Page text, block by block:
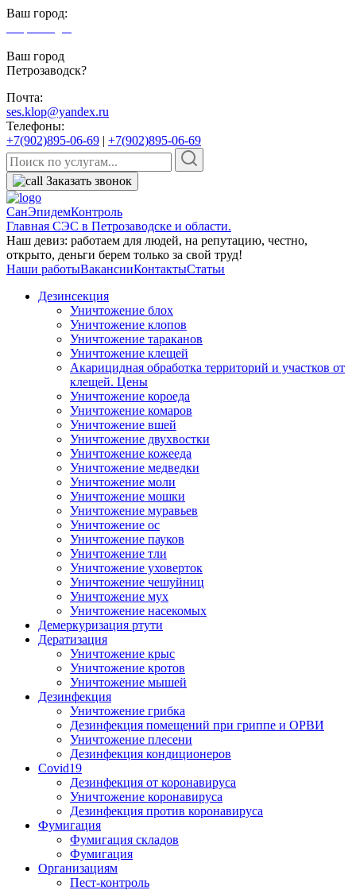
Ваш город:
Ваш город
Петрозаводск?
Почта:
ses.klop@yandex.ru
Телефоны:
+7(902)895-06-69 | +7(902)895-06-69
Заказать звонок
СанЭпидемКонтроль
Главная СЭС в Петрозаводске и области.
Наш девиз: работаем для людей, на репутацию, честно,
открыто, деньги берем только за свой труд!
Наши работыВакансииКонтактыСтатьи
Дезинсекция
Уничтожение блох
Уничтожение клопов
Уничтожение тараканов
Уничтожение клещей
Акарицидная обработка территорий и участков от
клещей. Цены
Уничтожение короеда
Уничтожение комаров
Уничтожение вшей
Уничтожение двухвостки
Уничтожение кожееда
Уничтожение медведки
Уничтожение моли
Уничтожение мошки
Уничтожение муравьев
Уничтожение ос
Уничтожение пауков
Уничтожение тли
Уничтожение уховерток
Уничтожение чешуйниц
Уничтожение мух
Уничтожение насекомых
Демеркуризация ртути
Дератизация
Уничтожение крыс
Уничтожение кротов
Уничтожение мышей
Дезинфекция
Уничтожение грибка
Дезинфекция помещений при гриппе и ОРВИ
Уничтожение плесени
Дезинфекция кондиционеров
Covid19
Дезинфекция от коронавируса
Уничтожение коронавируса
Дезинфекция против коронавируса
Фумигация
Фумигация складов
Фумигация
Организациям
Пест-контроль